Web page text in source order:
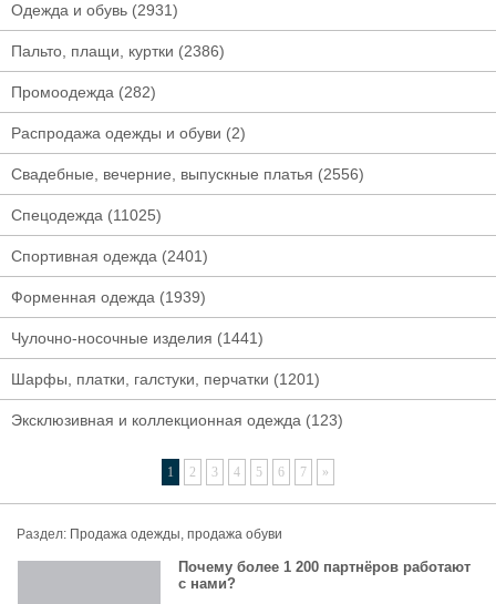
Одежда и обувь (2931)
Пальто, плащи, куртки (2386)
Промоодежда (282)
Распродажа одежды и обуви (2)
Свадебные, вечерние, выпускные платья (2556)
Спецодежда (11025)
Спортивная одежда (2401)
Форменная одежда (1939)
Чулочно-носочные изделия (1441)
Шарфы, платки, галстуки, перчатки (1201)
Эксклюзивная и коллекционная одежда (123)
1 2 3 4 5 6 7 »
Раздел: Продажа одежды, продажа обуви
Почему более 1 200 партнёров работают
с нами?